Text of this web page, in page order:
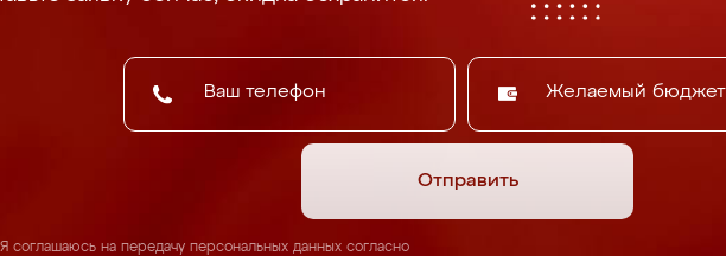
Желаемый бюджет
Отправить
Я соглашаюсь на передачу персональных данных согласно